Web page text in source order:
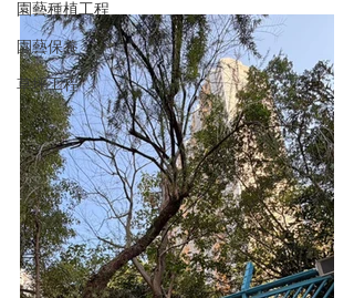
園藝種植工程
園藝保養
草坪工程